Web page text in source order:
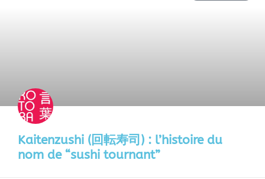
Kaitenzushi (回転寿司) : l’histoire du
nom de “sushi tournant”